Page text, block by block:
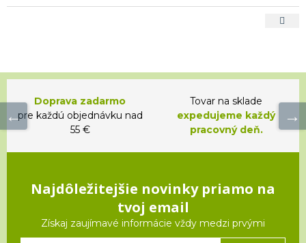
Doprava zadarmo
pre každú objednávku nad
55 €
Tovar na sklade
expedujeme každý
pracovný deň.
Najdôležitejšie novinky priamo na
tvoj email
Získaj zaujímavé informácie vždy medzi prvými